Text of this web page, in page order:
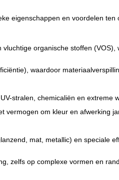
eigenschappen en voordelen ten
organische stoffen (VOS),
waardoor
stralen, chemicaliën en extreme
om kleur en afwerking
mat, metallic) en speciale
zelfs op complexe vormen en